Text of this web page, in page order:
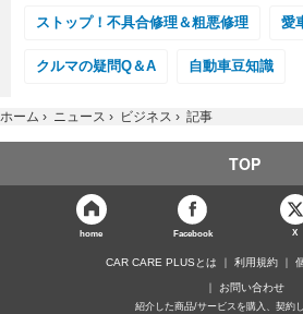
ストップ！不具合修理＆粗悪修理 愛
クルマの疑問Q＆A 自動車豆知識
ホーム › ニュース › ビジネス › 記事
TOP
home Facebook X
CAR CARE PLUSとは 利用規約
お問い合わせ
紹介した商品/サービスを購入、契約し